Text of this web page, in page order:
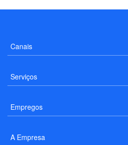
Canais
Serviços
Empregos
A Empresa